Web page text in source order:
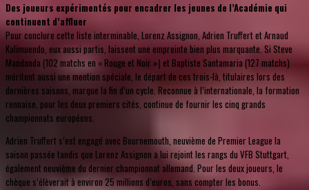
Des joueurs expérimentés pour encadrer les jeunes de l’Académie qui
continuent d’affluer
Pour conclure cette liste interminable, Lorenz Assignon, Adrien Truffert et Arnaud
Kalimuendo, eux aussi partis, laissent une empreinte bien plus marquante. Si Steve
Mandanda (102 matchs en « Rouge et Noir ») et Baptiste Santamaria (127 matchs)
méritent aussi une mention spéciale, le départ de ces trois-là, titulaires lors des
dernières saisons, marque la fin d’un cycle. Reconnue à l’internationale, la formation
rennaise, pour les deux premiers cités, continue de fournir les cinq grands
championnats européens.
Adrien Truffert s’est engagé avec Bournemouth, neuvième de Premier League la
saison passée tandis que Lorenz Assignon a lui rejoint les rangs du VFB Stuttgart,
également neuvième du dernier championnat allemand. Pour les deux joueurs, le
chèque s’élèverait à environ 25 millions d’euros, sans compter les bonus.